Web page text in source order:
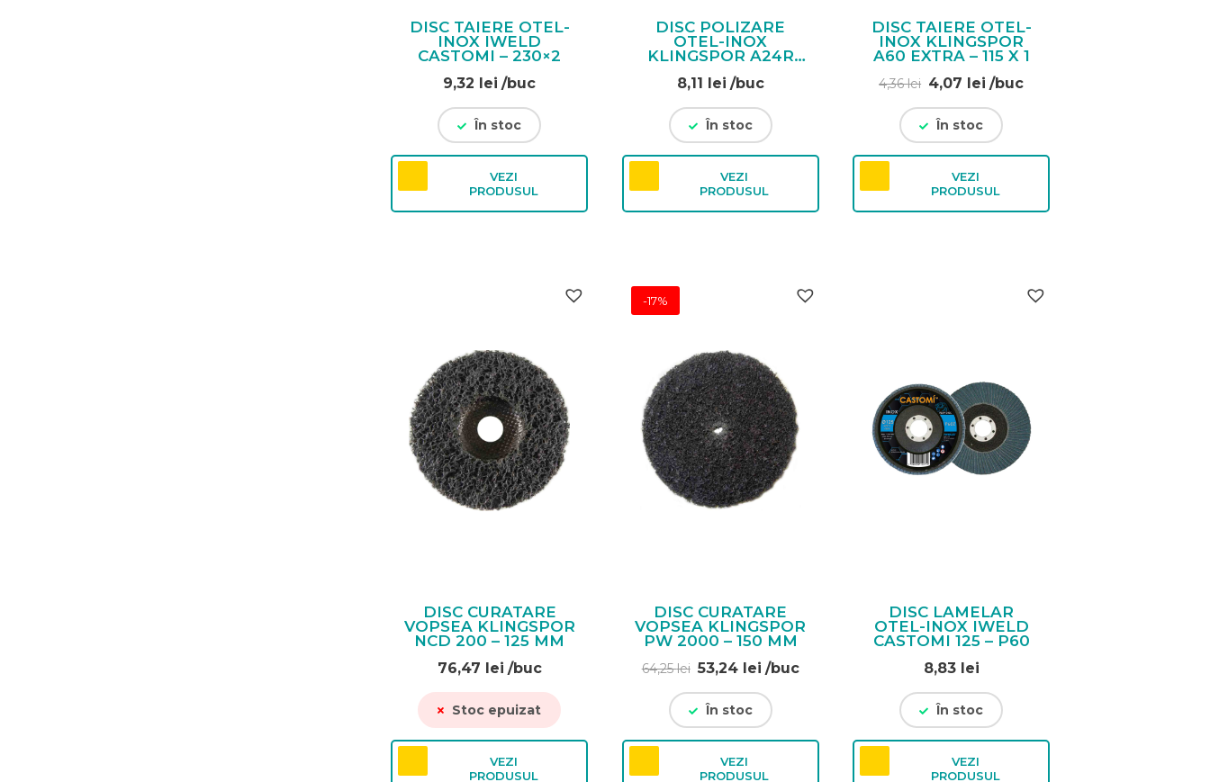
DISC TAIERE OTEL-
INOX IWELD
CASTOMI – 230×2
9,32 lei /buc
În stoc
VEZI
PRODUSUL
DISC POLIZARE
OTEL-INOX
KLINGSPOR A24R
8,11 lei /buc
În stoc
VEZI
PRODUSUL
DISC TAIERE OTEL-
INOX KLINGSPOR
A60 EXTRA – 115 X 1
4,36lei Prețul
a
fost:
4,36 lei.
4,07 lei Prețul
este:
4,07 lei.
/buc
În stoc
VEZI
PRODUSUL
DISC CURATARE
VOPSEA KLINGSPOR
NCD 200 – 125 MM
76,47 lei /buc
Stoc epuizat
VEZI
PRODUSUL
-17%
DISC CURATARE
VOPSEA KLINGSPOR
PW 2000 – 150 MM
64,25lei Prețul
a
fost:
64,25 lei.
53,24 leiPrețul
este:
53,24 lei.
/buc
În stoc
VEZI
PRODUSUL
DISC LAMELAR
OTEL-INOX IWELD
CASTOMI 125 – P60
8,83 lei
În stoc
VEZI
PRODUSUL